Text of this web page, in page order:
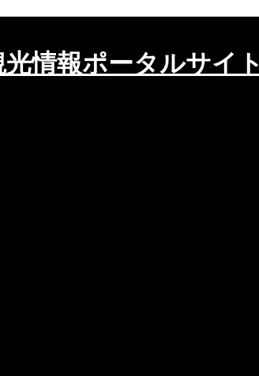
情報ポータルサイト